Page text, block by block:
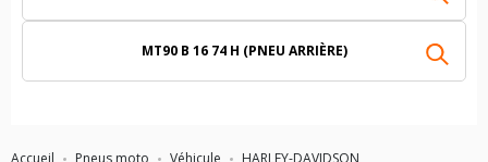
Accueil Pneus moto Véhicule
HARLEY-DAVIDSON
MT90 B 16 74 H (PNEU ARRIÈRE)